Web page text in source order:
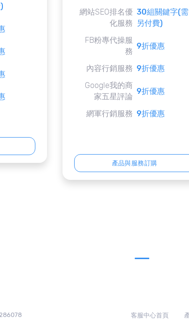
網站SEO排名優
化服務
30組關鍵字(需
另付費)
FB粉專代操服
務
9折優惠
內容行銷服務 9折優惠
Google我的商
家五星評論
9折優惠
網軍行銷服務 9折優惠
產品與服務訂購
客服中心首頁